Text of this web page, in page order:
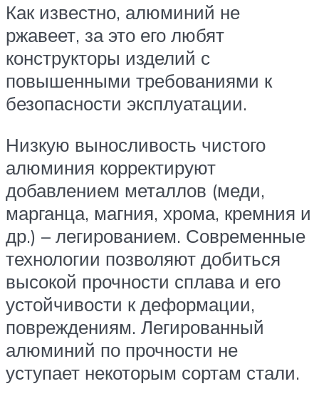
Как известно, алюминий не
ржавеет, за это его любят
конструкторы изделий с
повышенными требованиями к
безопасности эксплуатации.
Низкую выносливость чистого
алюминия корректируют
добавлением металлов (меди,
марганца, магния, хрома, кремния и
др.) – легированием. Современные
технологии позволяют добиться
высокой прочности сплава и его
устойчивости к деформации,
повреждениям. Легированный
алюминий по прочности не
уступает некоторым сортам стали.